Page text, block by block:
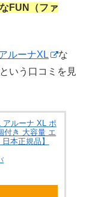
FUN（ファ
ルーナXL
な
いう口コミを見
アルーナ XL ポ
付き 大容量 エ
本正規品】